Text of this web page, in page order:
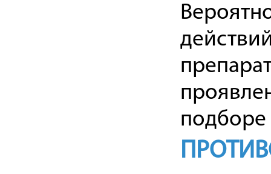
подборе